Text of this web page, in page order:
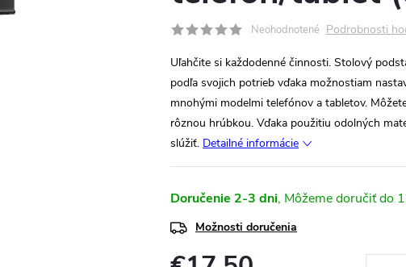
Neohodnotené Podrobnosti
Uľahčite si každodenné činnosti. Stolový
podľa svojich potrieb vďaka možnostiam
mnohými modelmi telefónov a tabletov.
rôznou hrúbkou. Vďaka použitiu odolných
slúžiť. Detailné informácie
Doručenie 2-3 dni
Možnosti doručenia